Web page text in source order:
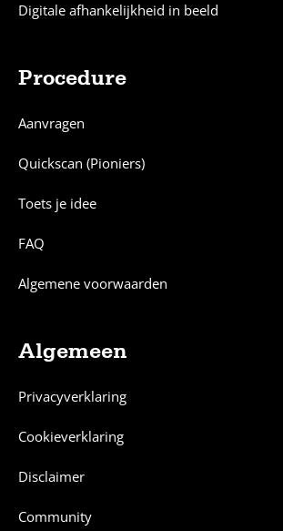
Digitale afhankelijkheid in beeld
Procedure
Aanvragen
Quickscan (Pioniers)
Toets je idee
FAQ
Algemene voorwaarden
Algemeen
Privacyverklaring
Cookieverklaring
Disclaimer
Community